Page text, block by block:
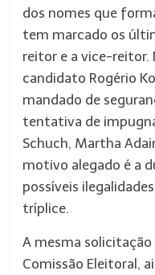
dos nomes que
tem marcado os
reitor e a vice-
candidato Rogério
mandado de
tentativa de
Schuch, Martha
motivo alegado é a
possíveis
tríplice.
A mesma
Comissão Eleitoral,